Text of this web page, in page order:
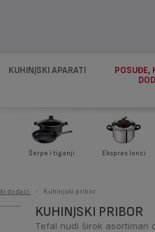
KUHINJSKI APARATI
POSUĐE,
Šerpe i tiganji Ekspres lonci
dodaci Kuhinjski pribor
KUHINJSKI PRIBOR
Tefal nudi širok asortiman